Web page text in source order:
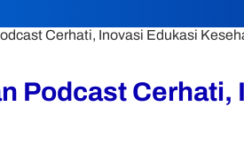
Cerhati, Inovasi Edukasi
Podcast